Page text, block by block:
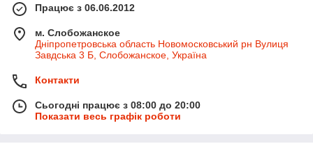
Працює з 06.06.2012
м. Слобожанское
Дніпропетровська область Новомосковський рн Вулиця
Завдська 3 Б, Слобожанское, Україна
Контакти
Сьогодні працює з 08:00 до 20:00
Показати весь графік роботи